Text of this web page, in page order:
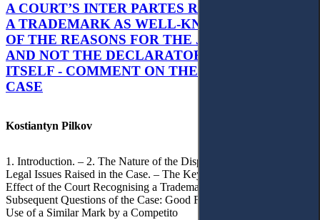
A COURT’S INTER PARTES RECOGNITION OF
A TRADEMARK AS WELL-KNOWN AS PART
OF THE REASONS FOR THE JUDGMENT’S,
AND NOT THE DECLARATORY JUDGMENT
ITSELF - COMMENT ON THE CITRAMON
CASE
Kostiantyn Pilkov
1. Introduction. – 2. The Nature of the Dispute, Court Decisions and
Legal Issues Raised in the Case. – The Key Issue of the Case: The
Effect of the Court Recognising a Trademark as Well-Known. – 4.
Subsequent Questions of the Case: Good Faith of Registration and
Use of a Similar Mark by a Competito